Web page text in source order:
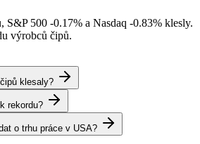
S&P 500 -0.17% a Nasdaq -0.83% klesly.
výrobců čipů.
klesaly?
rekordu?
o trhu práce v USA?